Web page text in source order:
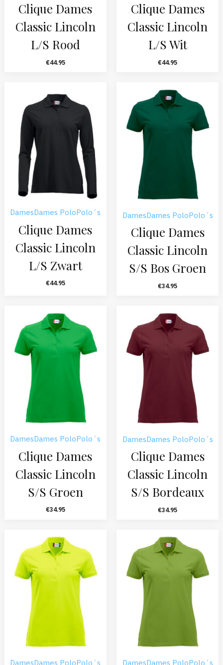
Clique Dames
Classic Lincoln
L/S Rood
€44.95
Clique Dames
Classic Lincoln
L/S Wit
€44.95
DamesDames PoloPolo´s
Clique Dames
Classic Lincoln
L/S Zwart
€44.95
DamesDames PoloPolo´s
Clique Dames
Classic Lincoln
S/S Bos Groen
€34.95
DamesDames PoloPolo´s
Clique Dames
Classic Lincoln
S/S Groen
€34.95
DamesDames PoloPolo´s
Clique Dames
Classic Lincoln
S/S Bordeaux
€34.95
DamesDames PoloPolo´s DamesDames PoloPolo´s